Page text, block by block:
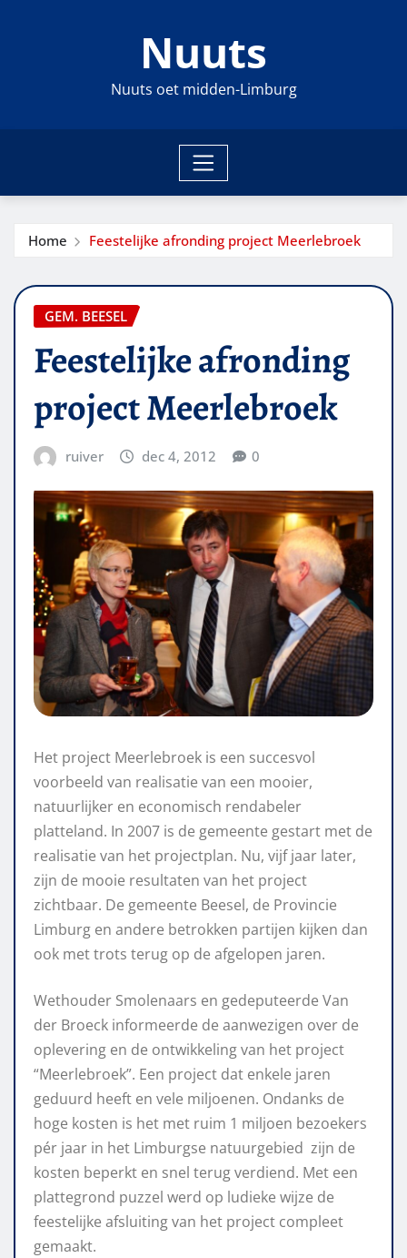
Nuuts
Nuuts oet midden-Limburg
Home Feestelijke afronding project Meerlebroek
GEM. BEESEL
Feestelijke afronding
project Meerlebroek
ruiver dec 4, 2012 0
Het project Meerlebroek is een succesvol
voorbeeld van realisatie van een mooier,
natuurlijker en economisch rendabeler
platteland. In 2007 is de gemeente gestart met de
realisatie van het projectplan. Nu, vijf jaar later,
zijn de mooie resultaten van het project
zichtbaar. De gemeente Beesel, de Provincie
Limburg en andere betrokken partijen kijken dan
ook met trots terug op de afgelopen jaren.
Wethouder Smolenaars en gedeputeerde Van
der Broeck informeerde de aanwezigen over de
oplevering en de ontwikkeling van het project
“Meerlebroek”. Een project dat enkele jaren
geduurd heeft en vele miljoenen. Ondanks de
hoge kosten is het met ruim 1 miljoen bezoekers
pér jaar in het Limburgse natuurgebied zijn de
kosten beperkt en snel terug verdiend. Met een
plattegrond puzzel werd op ludieke wijze de
feestelijke afsluiting van het project compleet
gemaakt.